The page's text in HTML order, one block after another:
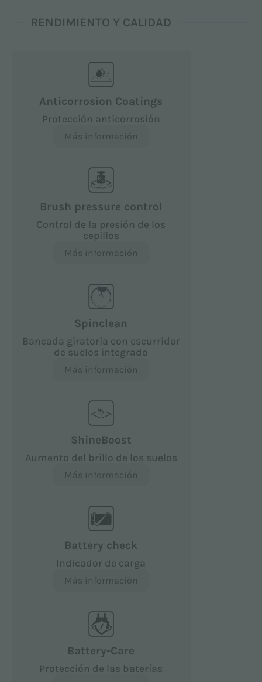
RENDIMIENTO Y CALIDAD
Anticorrosion Coatings
Protección anticorrosión
Más información
Brush pressure control
Control de la presión de los
cepillos
Más información
Spinclean
Bancada giratoria con escurridor
de suelos integrado
Más información
ShineBoost
Aumento del brillo de los suelos
Más información
Battery check
Indicador de carga
Más información
Battery-Care
Protección de las baterías